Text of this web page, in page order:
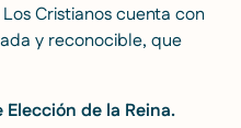
Cristianos cuenta con
y reconocible, que
de la Reina.